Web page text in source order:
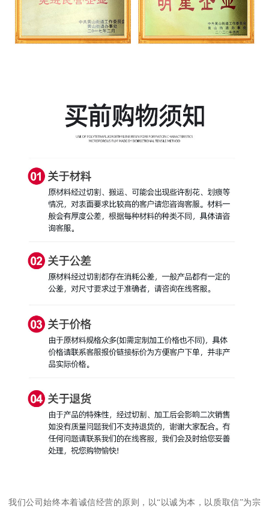
我们公司始终本着诚信经营的原则，以“以诚为本，以质取信”为宗